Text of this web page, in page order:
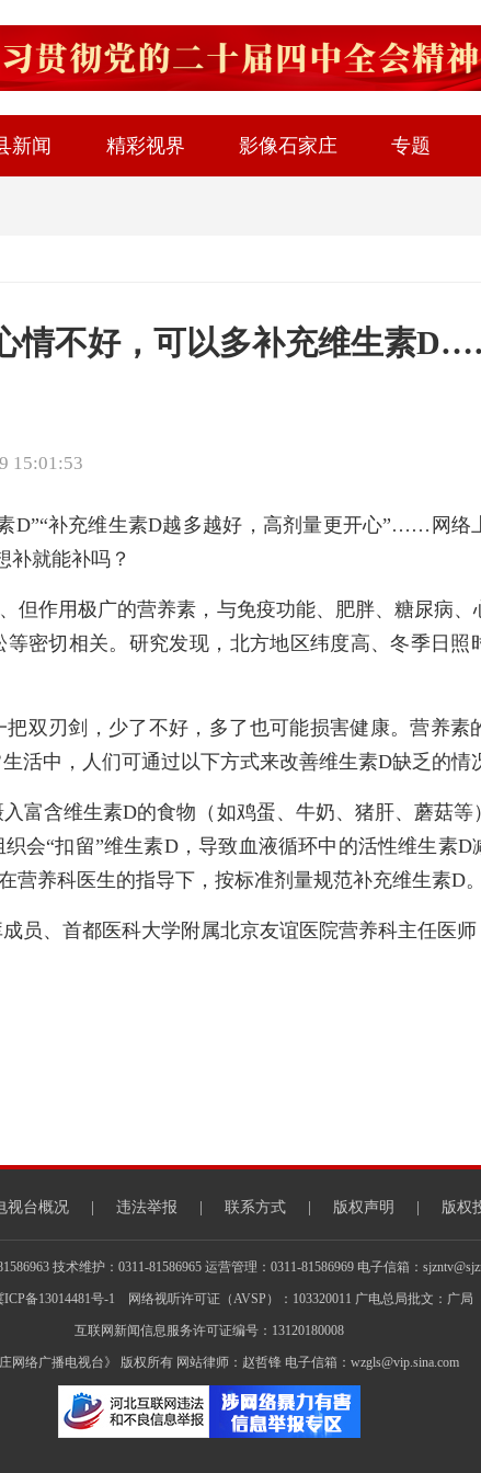
新闻 精彩视界 影像石家庄 专题
情不好，可以多补充维生素
15:01:53
D”“补充维生素D越多越好，高剂量更开心”……网络
补就能补吗？
但作用极广的营养素，与免疫功能、肥胖、糖尿病
密切相关。研究发现，北方地区纬度高、冬季日照
双刃剑，少了不好，多了也可能损害健康。营养素
活中，人们可通过以下方式来改善维生素D缺乏的情
富含维生素D的食物（如鸡蛋、牛奶、猪肝、蘑菇
会“扣留”维生素D，导致血液循环中的活性维生素D
营养科医生的指导下，按标准剂量规范补充维生素D。
员、首都医科大学附属北京友谊医院营养科主任医
视台概况 违法举报 联系方式 版权声明 版权
技术维护：0311-81586965 运营管理：0311-81586969 电子信箱：
ICP备13014481号-1 网络视听许可证（AVSP）：103320011 广电总局批文：广局
互联网新闻信息服务许可证编号：13120180008
庄网络广播电视台》 版权所有 网站律师：赵哲锋 电子信箱：wzgls@vip.sina.com